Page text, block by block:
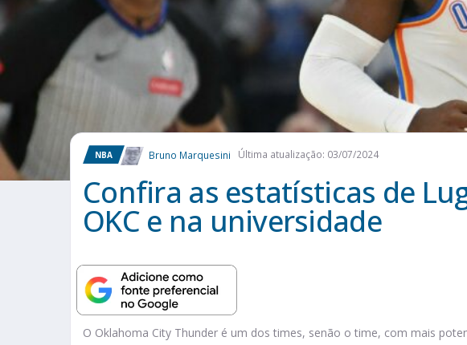
NBA Bruno Marquesini Última atualização: 03/07/2024
Confira as estatísticas de
OKC e na universidade
O Oklahoma City Thunder é um dos times, senão o time, com mais